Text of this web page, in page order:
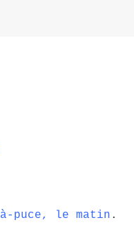
puce, le matin .